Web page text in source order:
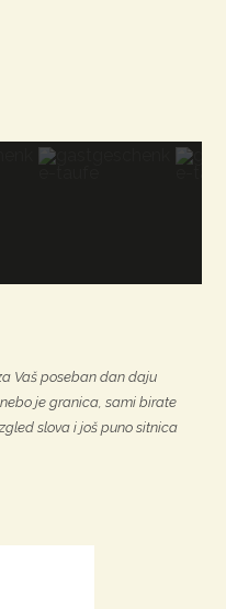
Vaš poseban dan daju
je granica, sami birate
slova i još puno sitnica